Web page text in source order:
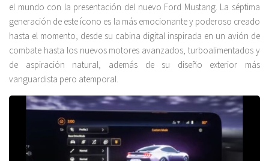
el mundo con la presentación del nuevo Ford Mustang. La séptima
generación de este ícono es la más emocionante y poderoso creado
hasta el momento, desde su cabina digital inspirada en un avión de
combate hasta los nuevos motores avanzados, turboalimentados y
de aspiración natural, además de su diseño exterior más
vanguardista pero atemporal.